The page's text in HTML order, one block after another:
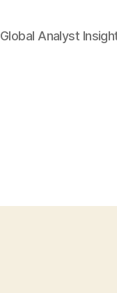
Global Analyst